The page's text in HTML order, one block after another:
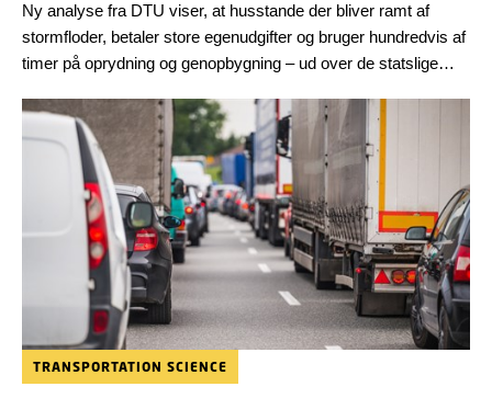
Ny analyse fra DTU viser, at husstande der bliver ramt af
stormfloder, betaler store egenudgifter og bruger hundredvis af
timer på oprydning og genopbygning – ud over de statslige
oplevet fysiske eller psykiske følgevirkninger.
TRANSPORTATION SCIENCE